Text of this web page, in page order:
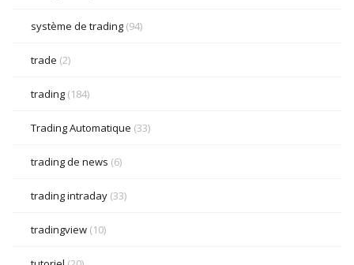
système de trading (94)
trade (2)
trading (184)
Trading Automatique (33)
trading de news (6)
trading intraday (33)
tradingview (10)